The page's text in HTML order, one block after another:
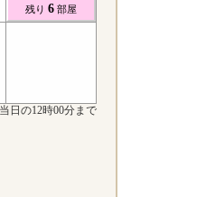
残り 6 部屋
日の12時00分まで